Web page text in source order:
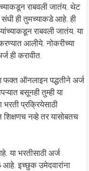
राबवली जातंय. थेट
संधी ही तुमच्याकडे आहे. ही
राबवली जातंय. या
आलीये. नोकरीच्या
ही करावीत.
फक्त ऑनलाइन पद्धतीने अर्ज
बसूनही तुम्ही या
प्रक्रियेसाठी
नव्हे तर यासोबतच
या भरतीसाठी अर्ज
आहे. इच्छुक उमेदवारांना